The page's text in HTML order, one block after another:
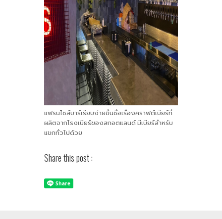
แฟรนไชส์บาร์เรียบง่ายขึ้นชื่อเรื่องคราฟต์เบียร์ที่
ผลิตจากโรงเบียร์ของสกอตแลนด์ มีเบียร์สำหรับ
แขกทั่วไปด้วย
Share this post :